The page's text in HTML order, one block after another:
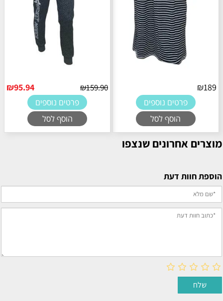
₪189
פרטים נוספים
הוסף לסל
₪159.90
₪95.94
פרטים נוספים
הוסף לסל
מוצרים אחרונים שנצפו
הוספת חוות דעת